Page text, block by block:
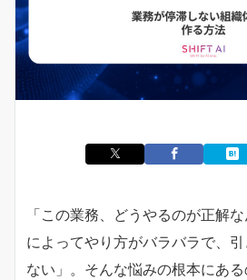
「この業務、どうやるのが正解
によってやり方がバラバラで、
ない」。そんな悩みの根本にあ